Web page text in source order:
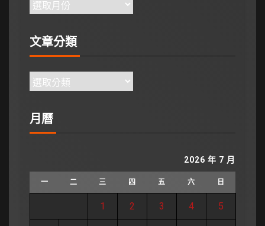
文章分類
月曆
2026 年 7 月
一 二 三 四 五 六 日
1 2 3 4 5